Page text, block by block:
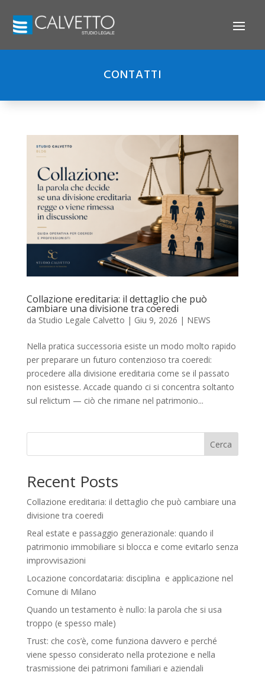
CONTATTI
Collazione ereditaria: il dettaglio che può
cambiare una divisione tra coeredi
da Studio Legale Calvetto | Giu 9, 2026 | NEWS
Nella pratica successoria esiste un modo molto rapido
per preparare un futuro contenzioso tra coeredi:
procedere alla divisione ereditaria come se il passato
non esistesse. Accade quando ci si concentra soltanto
sul relictum — ciò che rimane nel patrimonio...
Cerca
Recent Posts
Collazione ereditaria: il dettaglio che può cambiare una
divisione tra coeredi
Real estate e passaggio generazionale: quando il
patrimonio immobiliare si blocca e come evitarlo senza
improvvisazioni
Locazione concordataria: disciplina e applicazione nel
Comune di Milano
Quando un testamento è nullo: la parola che si usa
troppo (e spesso male)
Trust: che cos’è, come funziona davvero e perché
viene spesso considerato nella protezione e nella
trasmissione dei patrimoni familiari e aziendali